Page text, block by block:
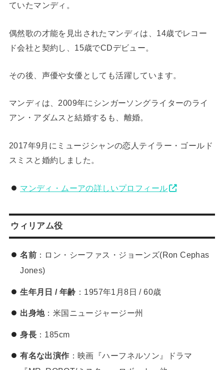
ていたマンディ。
偶然歌の才能を見出されたマンディは、14歳でレコー
ド会社と契約し、15歳でCDデビュー。
その後、声優や女優としても活躍しています。
マンディは、2009年にシンガーソングライターのライ
アン・アダムスと結婚するも、離婚。
2017年9月にミュージシャンの恋人テイラー・ゴールド
スミスと婚約しました。
マンディ・ムーアの詳しいプロフィール
ウィリアム役
名前：ロン・シーファス・ジョーンズ(Ron Cephas
Jones)
生年月日 / 年齢 ：1957年1月8日 / 60歳
出身地：米国ニュージャージー州
身長：185cm
有名な出演作 ：映画『ハーフネルソン』ドラマ